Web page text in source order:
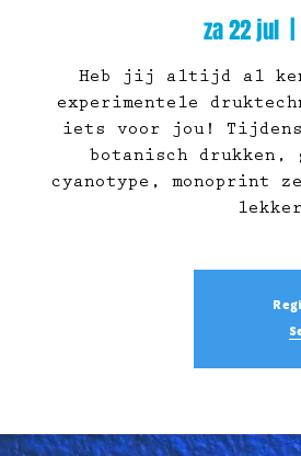
za 22 jul
Heb jij altijd al
experimentele
iets voor jou! Tijdens
botanisch
cyanotype, monoprint